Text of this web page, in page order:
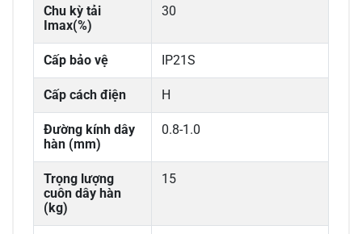
Chu kỳ tải
Imax(%)
30
Cấp bảo vệ IP21S
Cấp cách điện H
Đường kính dây
hàn (mm)
0.8-1.0
Trọng lượng
cuôn dây hàn
(kg)
15